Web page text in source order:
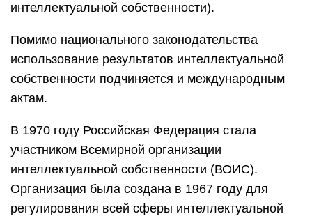
интеллектуальной собственности).
Помимо национального законодательства
использование результатов интеллектуальной
собственности подчиняется и международным
актам.
В 1970 году Российская Федерация стала
участником Всемирной организации
интеллектуальной собственности (ВОИС).
Организация была создана в 1967 году для
регулирования всей сферы интеллектуальной